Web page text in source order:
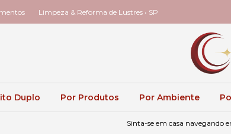
Limpeza & Reforma de Lustres • SP
Duplo Por Produtos Por Ambiente
Sinta-se em casa navegando